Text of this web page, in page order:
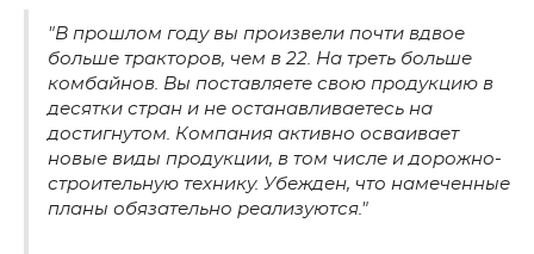
"В прошлом году вы произвели почти вдвое
больше тракторов, чем в 22. На треть больше
комбайнов. Вы поставляете свою продукцию в
десятки стран и не останавливаетесь на
достигнутом. Компания активно осваивает
новые виды продукции, в том числе и дорожно-
строительную технику. Убежден, что намеченные
планы обязательно реализуются."